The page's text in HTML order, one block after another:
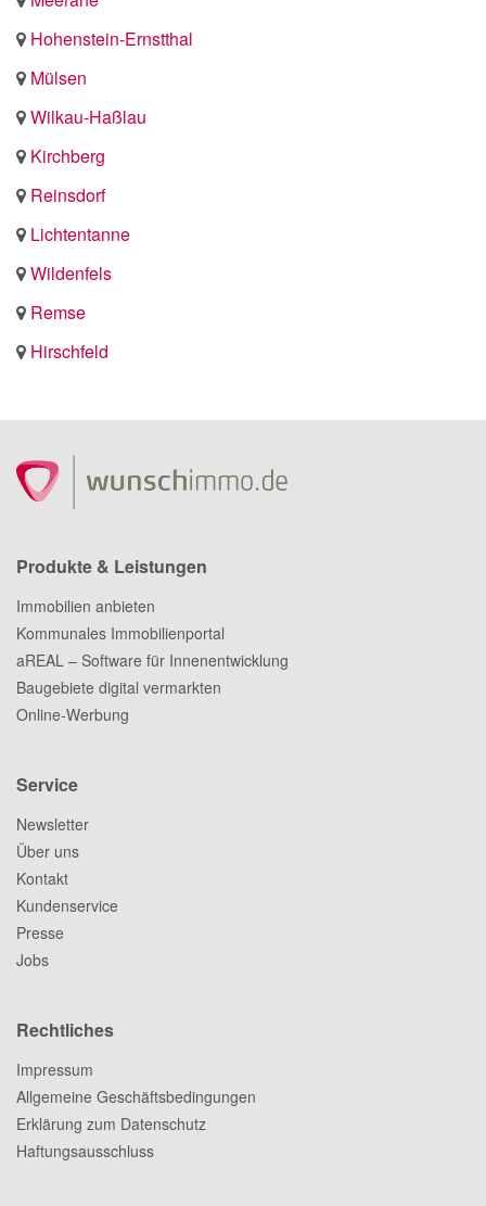
Hohenstein-Ernstthal
Mülsen
Wilkau-Haßlau
Kirchberg
Reinsdorf
Lichtentanne
Wildenfels
Remse
Hirschfeld
Produkte & Leistungen
Immobilien anbieten
Kommunales Immobilienportal
aREAL – Software für Innenentwicklung
Baugebiete digital vermarkten
Online-Werbung
Service
Newsletter
Über uns
Kontakt
Kundenservice
Presse
Jobs
Rechtliches
Impressum
Allgemeine Geschäftsbedingungen
Erklärung zum Datenschutz
Haftungsausschluss